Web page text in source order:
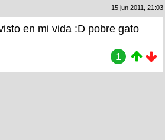
15 jun 2011, 21:03
en mi vida :D pobre gato
1